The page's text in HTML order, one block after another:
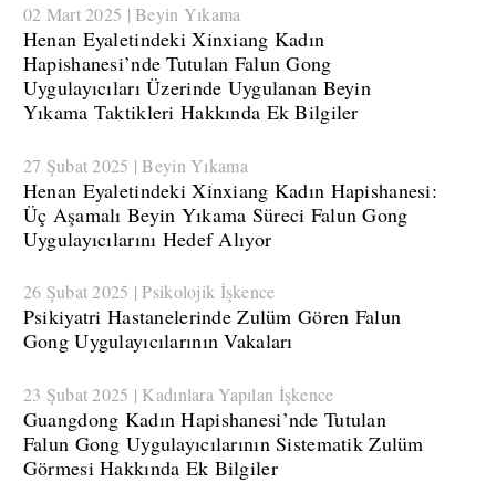
02 Mart 2025 | Beyin Yıkama
Henan Eyaletindeki Xinxiang Kadın
Hapishanesi’nde Tutulan Falun Gong
Uygulayıcıları Üzerinde Uygulanan Beyin
Yıkama Taktikleri Hakkında Ek Bilgiler
27 Şubat 2025 | Beyin Yıkama
Henan Eyaletindeki Xinxiang Kadın Hapishanesi:
Üç Aşamalı Beyin Yıkama Süreci Falun Gong
Uygulayıcılarını Hedef Alıyor
26 Şubat 2025 | Psikolojik İşkence
Psikiyatri Hastanelerinde Zulüm Gören Falun
Gong Uygulayıcılarının Vakaları
23 Şubat 2025 | Kadınlara Yapılan İşkence
​Guangdong Kadın Hapishanesi’nde Tutulan
Falun Gong Uygulayıcılarının Sistematik Zulüm
Görmesi Hakkında Ek Bilgiler